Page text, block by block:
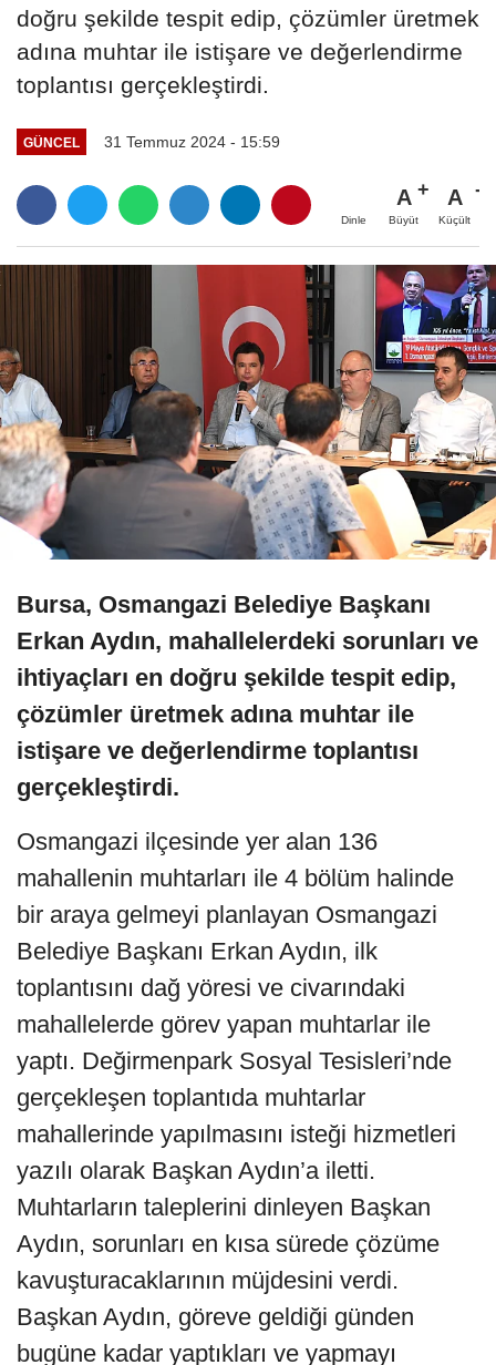
doğru şekilde tespit edip, çözümler üretmek
adına muhtar ile istişare ve değerlendirme
toplantısı gerçekleştirdi.
GÜNCEL 31 Temmuz 2024 - 15:59
Dinle
A
Büyüt
A
Küçült
Bursa, Osmangazi Belediye Başkanı
Erkan Aydın, mahallelerdeki sorunları ve
ihtiyaçları en doğru şekilde tespit edip,
çözümler üretmek adına muhtar ile
istişare ve değerlendirme toplantısı
gerçekleştirdi.
Osmangazi ilçesinde yer alan 136
mahallenin muhtarları ile 4 bölüm halinde
bir araya gelmeyi planlayan Osmangazi
Belediye Başkanı Erkan Aydın, ilk
toplantısını dağ yöresi ve civarındaki
mahallelerde görev yapan muhtarlar ile
yaptı. Değirmenpark Sosyal Tesisleri’nde
gerçekleşen toplantıda muhtarlar
mahallerinde yapılmasını isteği hizmetleri
yazılı olarak Başkan Aydın’a iletti.
Muhtarların taleplerini dinleyen Başkan
Aydın, sorunları en kısa sürede çözüme
kavuşturacaklarının müjdesini verdi.
Başkan Aydın, göreve geldiği günden
bugüne kadar yaptıkları ve yapmayı